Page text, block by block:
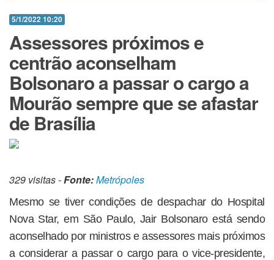
5/1/2022 10:20
Assessores próximos e
centrão aconselham
Bolsonaro a passar o cargo a
Mourão sempre que se afastar
de Brasília
329 visitas -Fonte:Metrópoles
Mesmo se tiver condições de despachar do Hospital
Nova Star, em São Paulo, Jair Bolsonaro está sendo
aconselhado por ministros e assessores mais próximos
a considerar a passar o cargo para o vice-presidente,